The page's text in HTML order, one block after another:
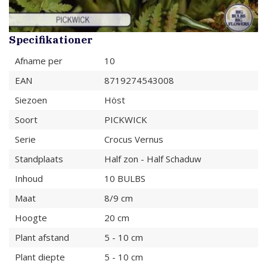
Specifikationer
Afname per
10
EAN
8719274543008
Siezoen
Höst
Soort
PICKWICK
Serie
Crocus Vernus
Standplaats
Half zon - Half Schaduw
Inhoud
10 BULBS
Maat
8/9 cm
Hoogte
20 cm
Plant afstand
5 - 10 cm
Plant diepte
5 - 10 cm